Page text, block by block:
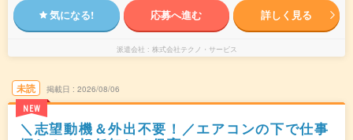
気になる! 応募へ進む 詳しく見る
派遣会社 株式会社テクノ・サービス
未読
NEW
掲載日 2026/08/06
＼志望動機＆外出不要！／エアコンの下で仕事